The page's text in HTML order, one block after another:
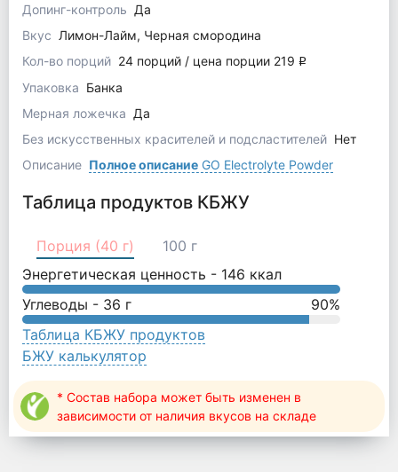
Допинг-контроль Да
Вкус Лимон-Лайм, Черная смородина
Кол-во порций 24 порций / цена порции 219 q
Упаковка Банка
Мерная ложечка Да
Без искусственных красителей и подсластителей Нет
Описание Полное описаниеGO Electrolyte Powder
Таблица продуктов КБЖУ
Порция (40 г)
100 г
Энергетическая ценность - 146 ккал
Углеводы - 36 г 90%
Таблица КБЖУ продуктов
БЖУ калькулятор
* Состав набора может быть изменен в
зависимости от наличия вкусов на складе